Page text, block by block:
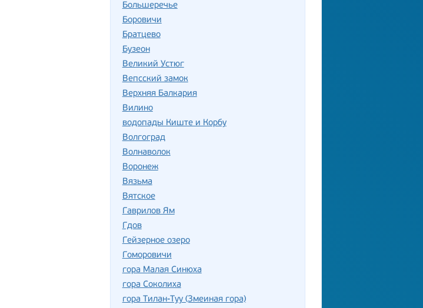
Большеречье
Боровичи
Братцево
Бузеон
Великий Устюг
Вепсский замок
Верхняя Балкария
Вилино
водопады Киште и Корбу
Волгоград
Волнаволок
Воронеж
Вязьма
Вятское
Гаврилов Ям
Гдов
Гейзерное озеро
Гоморовичи
гора Малая Синюха
гора Соколиха
гора Тилан-Туу (Змеиная гора)